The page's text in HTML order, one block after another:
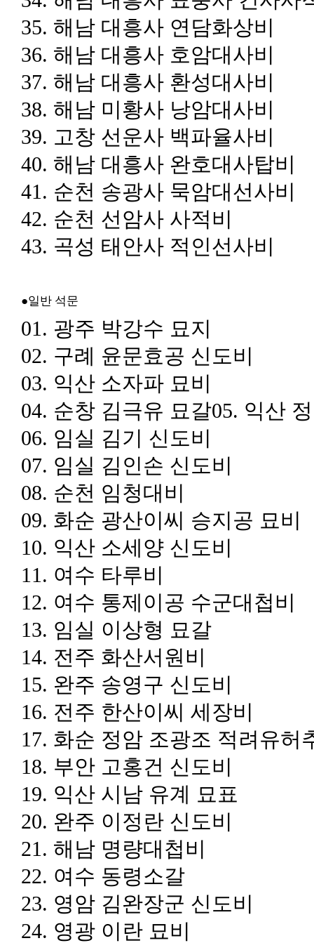
35. 해남 대흥사 연담화상비
36. 해남 대흥사 호암대사비
37. 해남 대흥사 환성대사비
38. 해남 미황사 낭암대사비
39. 고창 선운사 백파율사비
40. 해남 대흥사 완호대사탑비
41. 순천 송광사 묵암대선사비
42. 순천 선암사 사적비
43. 곡성 태안사 적인선사비
●일반 석문
01. 광주 박강수 묘지
02. 구례 윤문효공 신도비
03. 익산 소자파 묘비
04. 순창 김극유 묘갈05. 익산
06. 임실 김기 신도비
07. 임실 김인손 신도비
08. 순천 임청대비
09. 화순 광산이씨 승지공 묘비
10. 익산 소세양 신도비
11. 여수 타루비
12. 여수 통제이공 수군대첩비
13. 임실 이상형 묘갈
14. 전주 화산서원비
15. 완주 송영구 신도비
16. 전주 한산이씨 세장비
17. 화순 정암 조광조 적려유허
18. 부안 고홍건 신도비
19. 익산 시남 유계 묘표
20. 완주 이정란 신도비
21. 해남 명량대첩비
22. 여수 동령소갈
23. 영암 김완장군 신도비
24. 영광 이란 묘비